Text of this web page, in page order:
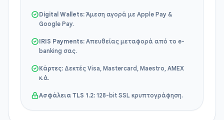
Digital Wallets:Άμεση αγορά με Apple Pay &
Google Pay.
IRIS Payments: Απευθείας μεταφορά από το e-
banking σας.
Κάρτες: Δεκτές Visa, Mastercard, Maestro, AMEX
κ.ά.
Ασφάλεια TLS 1.2: 128-bit SSL κρυπτογράφηση.